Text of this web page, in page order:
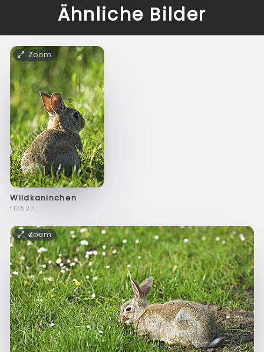
Ähnliche Bilder
Zoom
Wildkaninchen
f13527
Zoom